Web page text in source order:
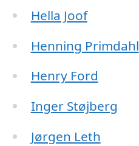
Hella Joof
Henning Primdahl
Henry Ford
Inger Støjberg
Jørgen Leth